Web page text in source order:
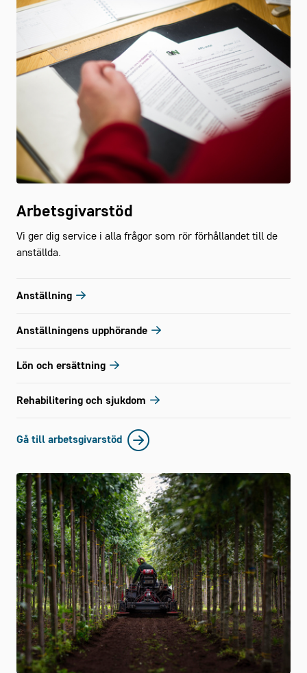
Arbetsgivarstöd
Vi ger dig service i alla frågor som rör förhållandet till de
anställda.
Anställning
Anställningens upphörande
Lön och ersättning
Rehabilitering och sjukdom
Gå till arbetsgivarstöd